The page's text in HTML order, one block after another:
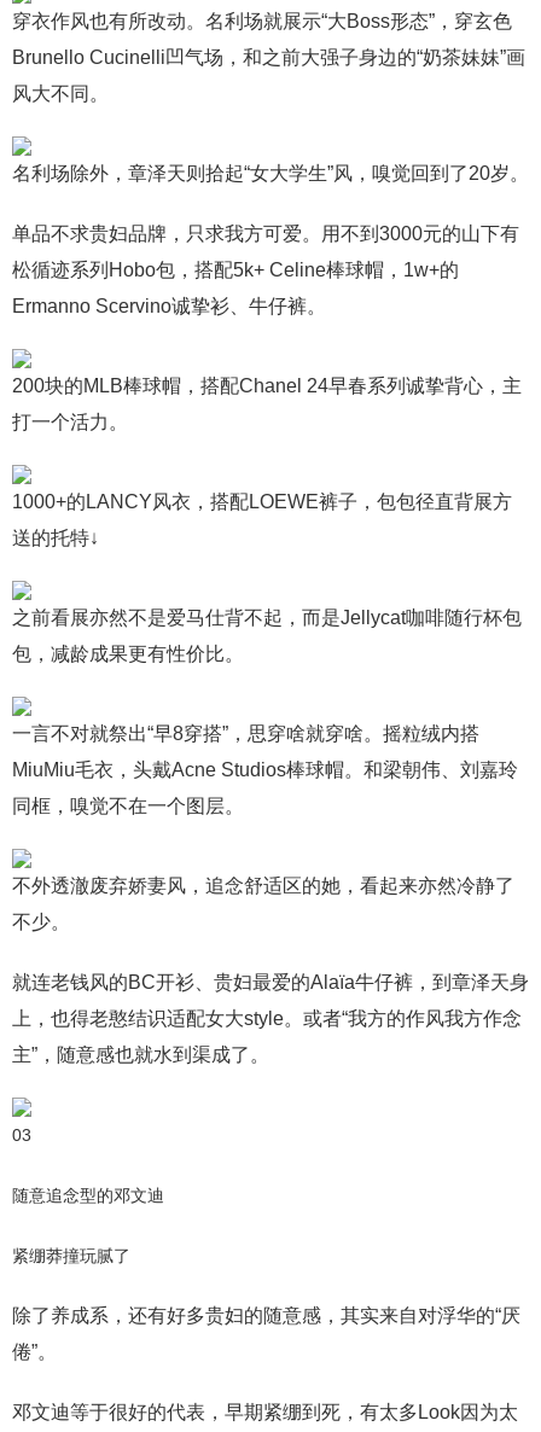
穿衣作风也有所改动。名利场就展示“大Boss形态”，穿玄色
Brunello Cucinelli凹气场，和之前大强子身边的“奶茶妹妹”画
风大不同。
名利场除外，章泽天则拾起“女大学生”风，嗅觉回到了20岁。
单品不求贵妇品牌，只求我方可爱。用不到3000元的山下有
松循迹系列Hobo包，搭配5k+ Celine棒球帽，1w+的
Ermanno Scervino诚挚衫、牛仔裤。
200块的MLB棒球帽，搭配Chanel 24早春系列诚挚背心，主
打一个活力。
1000+的LANCY风衣，搭配LOEWE裤子，包包径直背展方
送的托特↓
之前看展亦然不是爱马仕背不起，而是Jellycat咖啡随行杯包
包，减龄成果更有性价比。
一言不对就祭出“早8穿搭”，思穿啥就穿啥。摇粒绒内搭
MiuMiu毛衣，头戴Acne Studios棒球帽。和梁朝伟、刘嘉玲
同框，嗅觉不在一个图层。
不外透澈废弃娇妻风，追念舒适区的她，看起来亦然冷静了
不少。
就连老钱风的BC开衫、贵妇最爱的Alaïa牛仔裤，到章泽天身
上，也得老憨结识适配女大style。或者“我方的作风我方作念
主”，随意感也就水到渠成了。
03
随意追念型的邓文迪
紧绷莽撞玩腻了
除了养成系，还有好多贵妇的随意感，其实来自对浮华的“厌
倦”。
邓文迪等于很好的代表，早期紧绷到死，有太多Look因为太